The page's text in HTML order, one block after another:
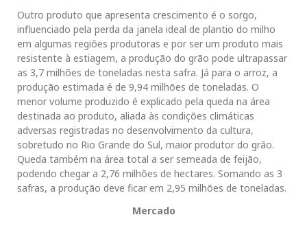
Outro produto que apresenta crescimento é o sorgo,
influenciado pela perda da janela ideal de plantio do milho
em algumas regiões produtoras e por ser um produto mais
resistente à estiagem, a produção do grão pode ultrapassar
as 3,7 milhões de toneladas nesta safra. Já para o arroz, a
produção estimada é de 9,94 milhões de toneladas. O
menor volume produzido é explicado pela queda na área
destinada ao produto, aliada às condições climáticas
adversas registradas no desenvolvimento da cultura,
sobretudo no Rio Grande do Sul, maior produtor do grão.
Queda também na área total a ser semeada de feijão,
podendo chegar a 2,76 milhões de hectares. Somando as 3
safras, a produção deve ficar em 2,95 milhões de toneladas.
Mercado